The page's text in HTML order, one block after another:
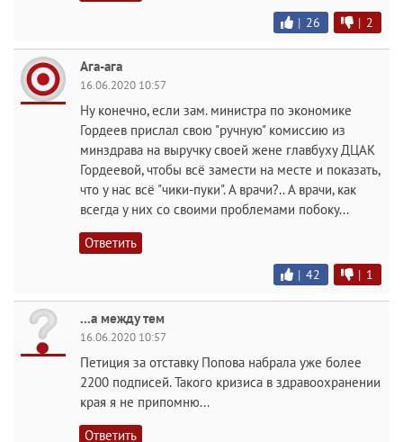
| 26 | 2
Ага-ага
16.06.2020 10:57
Ну конечно, если зам. министра по экономике
Гордеев прислал свою "ручную" комиссию из
минздрава на выручку своей жене главбуху ДЦАК
Гордеевой, чтобы всё замести на месте и показать,
что у нас всё "чики-пуки". А врачи?.. А врачи, как
всегда у них со своими проблемами побоку...
Ответить
| 42 | 1
...а между тем
16.06.2020 10:57
Петиция за отставку Попова набрала уже более
2200 подписей. Такого кризиса в здравоохранении
края я не припомню...
Ответить